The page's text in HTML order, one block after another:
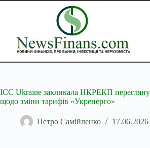
Перейти
ICC Ukraine закликала НКРЕКП
щодо зміни тарифів «Укренерго»
Петро Самійленко 17.06.2026